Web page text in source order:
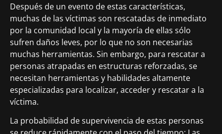
Después de un evento de estas características,
muchas de las víctimas son rescatadas de inmediato
por la comunidad local y la mayoría de ellas sólo
sufren daños leves, por lo que no son necesarias
muchas herramientas. Sin embargo, para rescatar a
personas atrapadas en estructuras reforzadas, se
necesitan herramientas y habilidades altamente
especializadas para localizar, acceder y rescatar a la
víctima.
La probabilidad de supervivencia de estas personas